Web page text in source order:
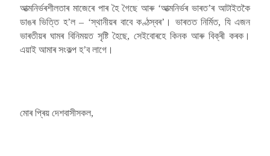
আত্মনিৰ্ভৰশীলতাৰ মাজেৰে পাৰ হৈ গৈছে আৰু ‘আত্মনিৰ্ভৰ ভাৰত’ৰ আটাইতকৈ
ডাঙৰ ভিত্তি হ’ল – ‘স্থানীয়ৰ বাবে কণ্ঠস্বৰ’। ভাৰতত নিৰ্মিত, যি এজন
ভাৰতীয়ৰ ঘামৰ বিনিময়ত সৃষ্টি হৈছে, সেইবোৰহে কিনক আৰু বিক্ৰী কৰক।
এয়াই আমাৰ সংকল্প হ’ব লাগে।
মোৰ প্ৰিয় দেশবাসীসকল,